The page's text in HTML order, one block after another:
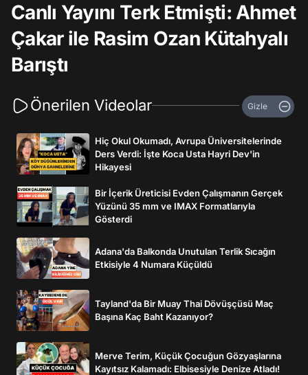
Canlı Yayını Terk Etmişti: Ahmet
Çakar ile Rasim Ozan Kütahyalı
Barıştı
Önerilen Videolar Gizle
Hiç Okul Okumadı, Avrupa Üniversitelerinde
Ders Verdi: İşte Koca Usta Hayri Dev'in
Hikayesi
Bir İçerik Üreticisi Evden Çalışmanın Gerçek
Yüzünü 35 mm ve IMAX Formatlarıyla
Gösterdi
Adana'da Balkonda Unutulan Terlik Sıcağın
Etkisiyle 4 Numara Küçüldü
Tayland'da Bir Muay Thai Dövüşçüsü Maç
Başına Kaç Baht Kazanıyor?
Merve Terim, Küçük Çocuğun Gözyaşlarına
Kayıtsız Kalamadı: Elbisesiyle Denize Atladı!